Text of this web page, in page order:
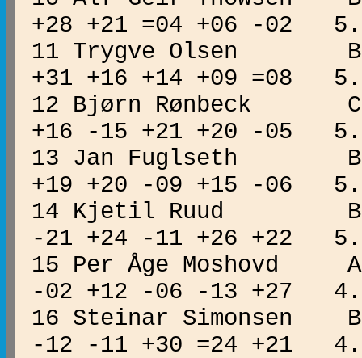
+28 +21 =04 +06 -
11 Trygve Olsen
+31 +16 +14 +09
12 Bjørn
+16 -15 +21 +20 -
13 Jan Fuglseth B
+19 +20 -09 +15 -
14 Kjetil Ruud B
-21 +24 -11 +26
15 Per Åge Moshovd
-02 +12 -06 -13 +27
16 Steinar Simonsen B
-12 -11 +30 =24